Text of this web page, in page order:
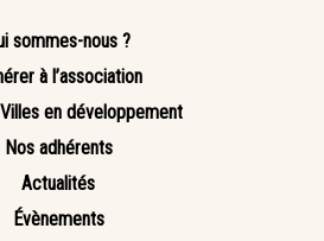
sommes-nous ?
à l’association
en développement
Nos adhérents
Actualités
Évènements